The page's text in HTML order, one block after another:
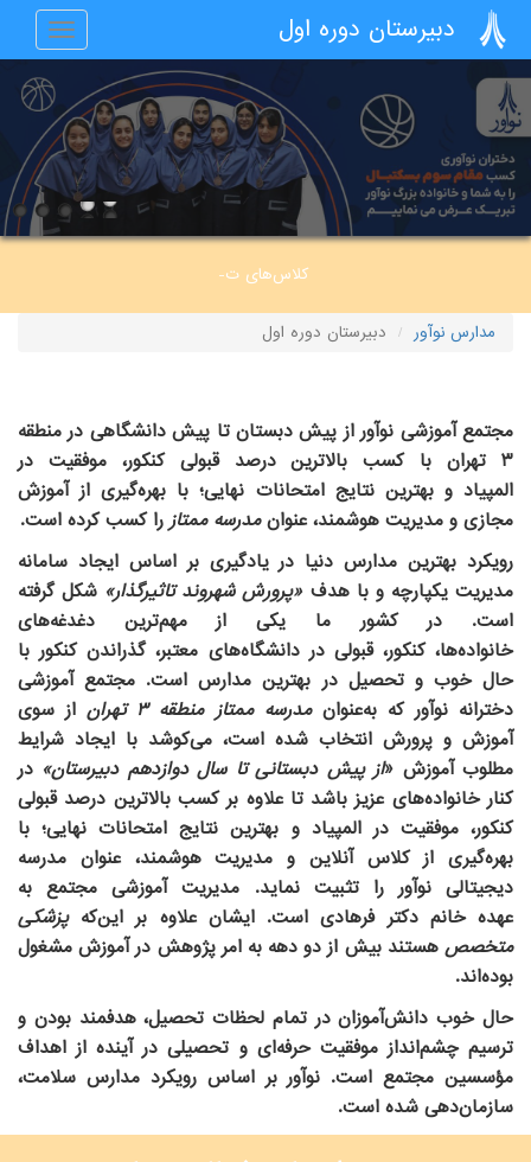
رفتن به محتوای اصلی
دبیرستان دوره اول
Toggle
کلاس‌های تابست-
مدارس نوآور دبیرستان دوره اول
مجتمع آموزشی نوآورازپیش دبستانتا پیش دانشگاهی در منطقه
۳ تهران با کسب
بالاترین درصد قبولی کنکور،موفقیت در
المپیادو بهترین نتایج امتحانات نهایی؛ با بهره‌گیری از آموزش
مجازی و مدیریت هوشمند، عنوانمدرسه ممتازرا کسب کرده است.
رویکردبهترین مدارس دنیا در یادگیری بر اساس ایجاد سامانه
مدیریت یکپارچه و با هدف «پرورش شهروند تاثیرگذار» شکل گرفته
است. در کشور ما یکی از مهم‌ترین دغدغه‌های
خانواده‌ها،کنکور،قبولی در دانشگاه‌های معتبر، گذراندن کنکور با
حال خوب وتحصیل در بهترین مدارساست. مجتمع آموزشی
دخترانه نوآورکه به‌عنوانمدرسه ممتاز منطقه ۳ تهران
از سوی
آموزش و پرورش انتخاب شده است، می‌کوشد با ایجاد شرایط
مطلوب آموزش «از پیش دبستانی تا سال دوازدهم دبیرستان» در
کنار خانواده‌های عزیز باشد تا علاوه برکسب بالاترین درصد قبولی
کنکور،موفقیت در المپیاد و بهترین نتایج امتحانات نهایی؛ با
بهره‌گیری از کلاس آنلاین و مدیریت هوشمند، عنوان مدرسه
دیجیتالی نوآوررا تثبیت نماید. مدیریت آموزشی مجتمع به
عهدهخانم دکتر فرهادیاست. ایشان علاوه بر این‌که پزشکی
متخصصهستند بیش از دو دهه به امرپژوهش در آموزشمشغول
بوده‌اند.
حال خوب دانش‌آموزان در تمام لحظات تحصیل، هدفمند بودن و
ترسیم چشم‌اندازموفقیت حرفه‌ای و تحصیلی در آیندهاز اهداف
مؤسسین مجتمع است. نوآور بر اساس رویکرد مدارس سلامت،
سازمان‌دهی شده است.